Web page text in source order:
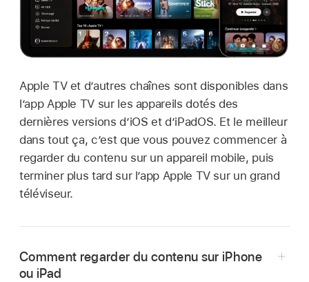
Apple TV et d’autres chaînes sont disponibles dans
l’app Apple TV sur les appareils dotés des
dernières versions d’iOS et d’iPadOS. Et le meilleur
dans tout ça, c’est que vous pouvez commencer à
regarder du contenu sur un appareil mobile, puis
terminer plus tard sur l’app Apple TV sur un grand
téléviseur.
Comment regarder du contenu sur iPhone
ou iPad